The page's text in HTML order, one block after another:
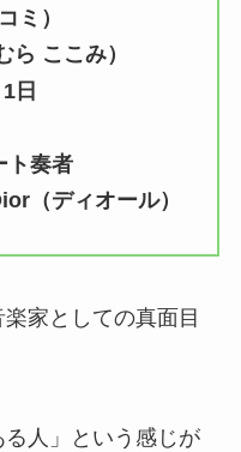
ミ）
ら ここみ）
日
ト奏者
（ディオール）
家としての真面目
人」という感じが